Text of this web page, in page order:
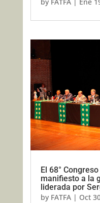
El 68°
manifiesto a la
liderada por
by FATFA| Oct